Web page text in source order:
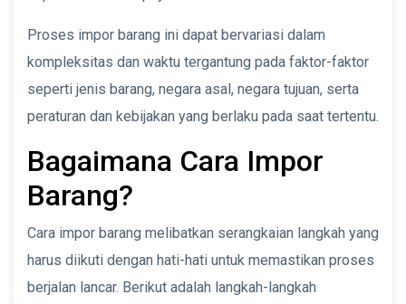
Proses impor barang ini dapat bervariasi dalam
kompleksitas dan waktu tergantung pada faktor-faktor
seperti jenis barang, negara asal, negara tujuan, serta
peraturan dan kebijakan yang berlaku pada saat tertentu.
Bagaimana Cara Impor
Barang?
Cara impor barang melibatkan serangkaian langkah yang
harus diikuti dengan hati-hati untuk memastikan proses
berjalan lancar. Berikut adalah langkah-langkah